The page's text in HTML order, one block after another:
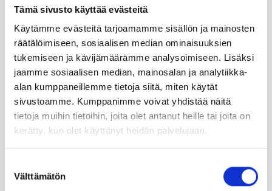
Tämä sivusto käyttää evästeitä
Käytämme evästeitä tarjoamamme sisällön ja mainosten
räätälöimiseen, sosiaalisen median ominaisuuksien
tukemiseen ja kävijämäärämme analysoimiseen. Lisäksi
jaamme sosiaalisen median, mainosalan ja analytiikka-
alan kumppaneillemme tietoja siitä, miten käytät
sivustoamme. Kumppanimme voivat yhdistää näitä
tietoja muihin tietoihin, joita olet antanut heille tai joita on
kerätty, kun olet käyttänyt heidän palvelujaan.
valinta
Välttämätön
LUE BLOGIA